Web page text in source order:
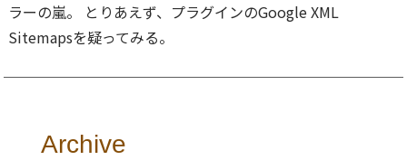
ラーの嵐。 とりあえず、プラグインのGoogle XML
Sitemapsを疑ってみる。
Archive